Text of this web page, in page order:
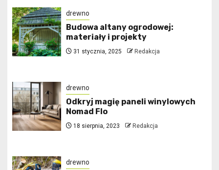
drewno
Budowa altany ogrodowej:
materiały i projekty
31 stycznia, 2025 Redakcja
drewno
Odkryj magię paneli winylowych
Nomad Flo
18 sierpnia, 2023 Redakcja
drewno